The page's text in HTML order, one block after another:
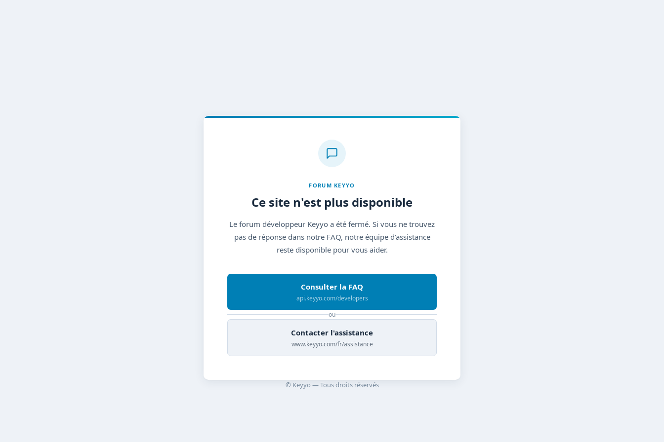
FORUM KEYYO
Ce site n'est plus disponible
Le forum développeur Keyyo a été fermé. Si vous ne trouvez
pas de réponse dans notre FAQ, notre équipe d'assistance
reste disponible pour vous aider.
Consulter la FAQ
api.keyyo.com/developers
ou
Contacter l'assistance
www.keyyo.com/fr/assistance
© Keyyo — Tous droits réservés